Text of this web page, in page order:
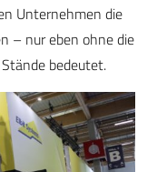
Unternehmen die
– nur eben ohne die
bedeutet.